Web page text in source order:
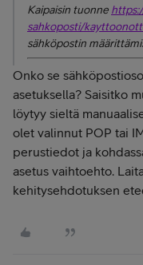
Kaipaisin tuonne
sahkoposti/
sähköpostin
Onko se
asetuksella? Saisitko
löytyy sieltä
olet valinnut POP tai
perustiedot ja
asetus vaihtoehto.
kehitysehdotuksen